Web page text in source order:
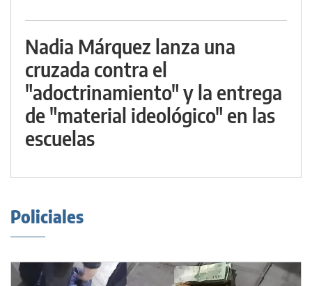
Nadia Márquez lanza una
cruzada contra el
"adoctrinamiento" y la entrega
de "material ideológico" en las
escuelas
Policiales